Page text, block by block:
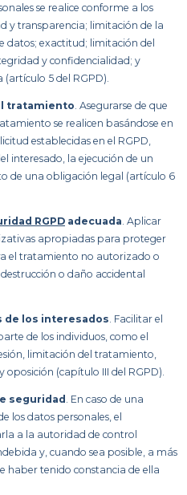
se realice conforme a los
y transparencia; limitación de la
datos; exactitud; limitación del
y confidencialidad; y
5 del RGPD).
tratamiento . Asegurarse de que
se realicen basándose en
establecidas en el RGPD,
interesado, la ejecución de un
de una obligación legal (artículo 6
RGPD adecuada . Aplicar
apropiadas para proteger
el tratamiento no autorizado o
o daño accidental
de los interesados . Facilitar el
de los individuos, como el
limitación del tratamiento,
(capítulo III del RGPD).
seguridad . En caso de una
los datos personales, el
a la autoridad de control
y, cuando sea posible, a más
haber tenido constancia de ella